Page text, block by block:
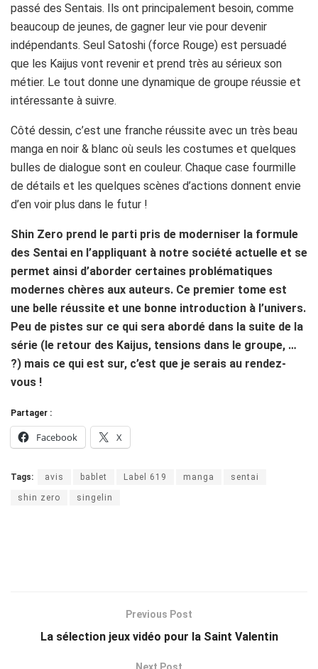
passé des Sentais. Ils ont principalement besoin, comme
beaucoup de jeunes, de gagner leur vie pour devenir
indépendants. Seul Satoshi (force Rouge) est persuadé
que les Kaijus vont revenir et prend très au sérieux son
métier. Le tout donne une dynamique de groupe réussie et
intéressante à suivre.
Côté dessin, c’est une franche réussite avec un très beau
manga en noir & blanc où seuls les costumes et quelques
bulles de dialogue sont en couleur. Chaque case fourmille
de détails et les quelques scènes d’actions donnent envie
d’en voir plus dans le futur !
Shin Zero prend le parti pris de moderniser la formule
des Sentai en l’appliquant à notre société actuelle et se
permet ainsi d’aborder certaines problématiques
modernes chères aux auteurs. Ce premier tome est
une belle réussite et une bonne introduction à l’univers.
Peu de pistes sur ce qui sera abordé dans la suite de la
série (le retour des Kaijus, tensions dans le groupe, …
?) mais ce qui est sur, c’est que je serais au rendez-
vous !
Partager :
Facebook X
Tags: avis bablet Label 619 manga sentai
shin zero singelin
Previous Post
La sélection jeux vidéo pour la Saint Valentin